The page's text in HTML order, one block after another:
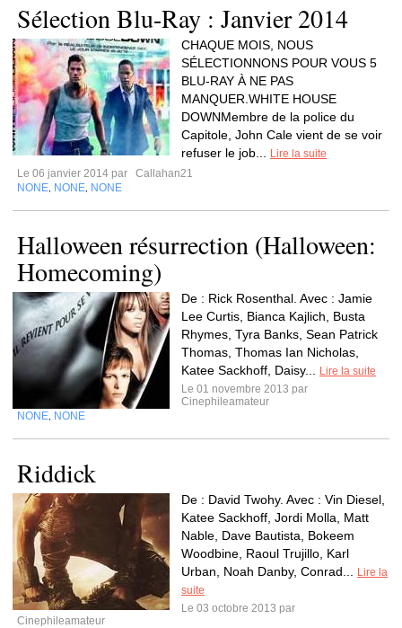
Sélection Blu-Ray : Janvier 2014
CHAQUE MOIS, NOUS
SÉLECTIONNONS POUR VOUS 5
BLU-RAY À NE PAS
MANQUER.WHITE HOUSE
DOWNMembre de la police du
Capitole, John Cale vient de se voir
refuser le job...
Lire la suite
Le 06 janvier 2014 par
Callahan21
NONE NONE NONE
Halloween résurrection (Halloween:
Homecoming)
De : Rick Rosenthal. Avec : Jamie
Lee Curtis, Bianca Kajlich, Busta
Rhymes, Tyra Banks, Sean Patrick
Thomas, Thomas Ian Nicholas,
Katee Sackhoff, Daisy...
Lire la suite
Le 01 novembre 2013 par
Cinephileamateur
NONE NONE
Riddick
De : David Twohy. Avec : Vin Diesel,
Katee Sackhoff, Jordi Molla, Matt
Nable, Dave Bautista, Bokeem
Woodbine, Raoul Trujillo, Karl
Urban, Noah Danby, Conrad...
Lire la
suite
Le 03 octobre 2013 par
Cinephileamateur